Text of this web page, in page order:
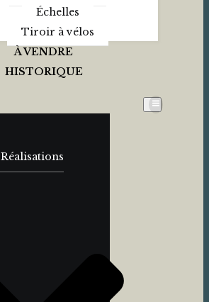
Échelles
Tiroir à vélos
À VENDRE
HISTORIQUE
Réalisations